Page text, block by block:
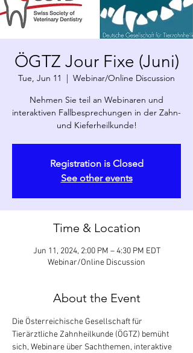
ÖGTZ Jour Fixe (Juni)
Tue, Jun 11
  |
Webinar/Online Discussion
Nehmen Sie teil an Webinaren und
interaktiven Fallbesprechungen in der Zahn-
und Kieferheilkunde!
Registration is Closed
See other events
Time & Location
Jun 11, 2024, 2:00 PM – 4:30 PM EDT
Webinar/Online Discussion
About the Event
Die Österreichische Gesellschaft für
Tierärztliche Zahnheilkunde (ÖGTZ) bemüht
sich, Webinare über Sachthemen, interaktive